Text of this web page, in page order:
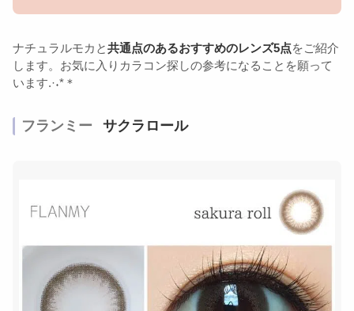
ナチュラルモカと共通点のあるおすすめのレンズ5点をご紹介
します。お気に入りカラコン探しの参考になることを願って
います.·˖*＊
フランミー サクラロール